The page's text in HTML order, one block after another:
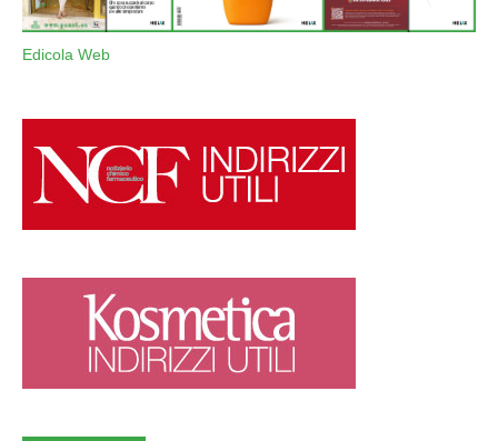
Edicola Web